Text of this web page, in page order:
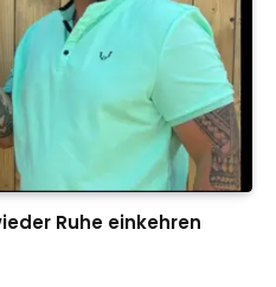
Ruhe einkehren